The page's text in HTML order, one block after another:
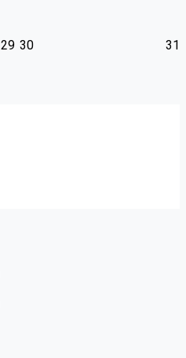
29 30 31